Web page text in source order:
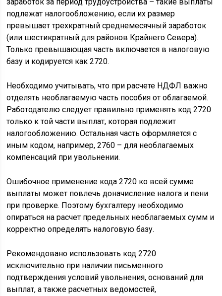
заработок за период трудоустройства – такие выплаты
подлежат налогообложению, если их размер
превышает трехкратный среднемесячный заработок
(или шестикратный для районов Крайнего Севера).
Только превышающая часть включается в налоговую
базу и кодируется как 2720.
Необходимо учитывать, что при расчете НДФЛ важно
отделять необлагаемую часть пособия от облагаемой.
Работодателю следует правильно применять код 2720
только к той части выплат, которая подлежит
налогообложению. Остальная часть оформляется с
иным кодом, например, 2760 – для необлагаемых
компенсаций при увольнении.
Ошибочное применение кода 2720 ко всей сумме
выплаты может повлечь доначисление налога и пени
при проверке. Поэтому бухгалтеру необходимо
опираться на расчет предельных необлагаемых сумм и
корректно определять налоговую базу.
Рекомендовано использовать код 2720
исключительно при наличии письменного
подтверждения условий увольнения, оснований для
выплат, а также расчетных ведомостей,